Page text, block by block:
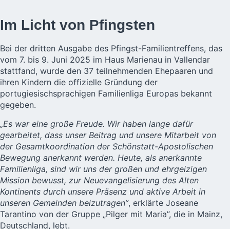
Im Licht von Pfingsten
Bei der dritten Ausgabe des Pfingst-Familientreffens, das
vom 7. bis 9. Juni 2025 im Haus Marienau in Vallendar
stattfand, wurde den 37 teilnehmenden Ehepaaren und
ihren Kindern die offizielle Gründung der
portugiesischsprachigen Familienliga Europas bekannt
gegeben.
„Es war eine große Freude. Wir haben lange dafür
gearbeitet, dass unser Beitrag und unsere Mitarbeit von
der Gesamtkoordination der Schönstatt-Apostolischen
Bewegung anerkannt werden. Heute, als anerkannte
Familienliga, sind wir uns der großen und ehrgeizigen
Mission bewusst, zur Neuevangelisierung des Alten
Kontinents durch unsere Präsenz und aktive Arbeit in
unseren Gemeinden beizutragen”, erklärte Joseane
Tarantino von der Gruppe „Pilger mit Maria”, die in Mainz,
Deutschland, lebt.